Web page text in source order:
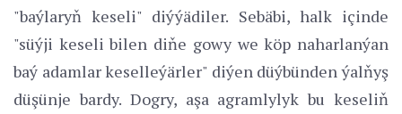
"baýlaryň keseli" diýýädiler. Sebäbi, halk içinde
"süýji keseli bilen diňe gowy we köp naharlanýan
baý adamlar keselleýärler" diýen düýbünden ýalňyş
düşünje bardy. Dogry, aşa agramlylyk bu keseliň